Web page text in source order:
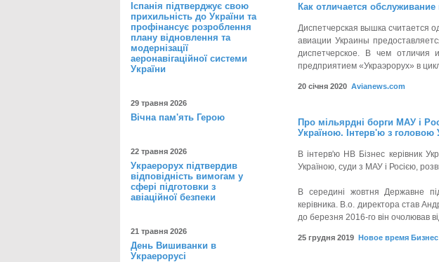
Іспанія підтверджує свою
прихильність до України та
профінансує розроблення
плану відновлення та
модернізації
аеронавігаційної системи
України
29 травня 2026
Вічна пам'ять Герою
22 травня 2026
Украерорух підтвердив
відповідність вимогам у
сфері підготовки з
авіаційної безпеки
21 травня 2026
День Вишиванки в
Украерорусі
Как отличается
Диспетчерская вышка считается
авиации Украины
диспетчерское. В чем отличия
предприятием «Украэрорух» в
20 січня 2020 Avianews.com
Про мільярдні борги МАУ і
Україною. Інтерв'ю з головою
В інтерв'ю НВ Бізнес керівник
Україною, суди з МАУ і Росією,
В середині жовтня Державне
керівника. В.о. директора став
до березня 2016-го він очолював
25 грудня 2019 Новое время Бизнес